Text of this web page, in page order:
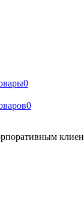
0
0